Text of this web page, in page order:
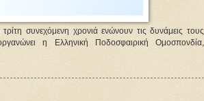
συνεχόμενη χρονιά ενώνουν τις δυνάμεις τους
η Ελληνική Ποδοσφαιρική Ομοσπονδία,